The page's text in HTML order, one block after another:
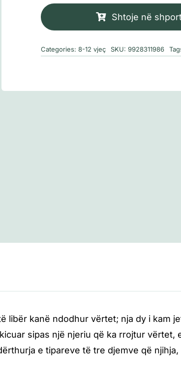
e
Shtoje në
Categories: 8-12 vjeç SKU: 9928311986
libër kanë ndodhur vërtet; nja dy i kam
sipas një njeriu që ka rrojtur vërtet,
e tipareve të tre djemve që